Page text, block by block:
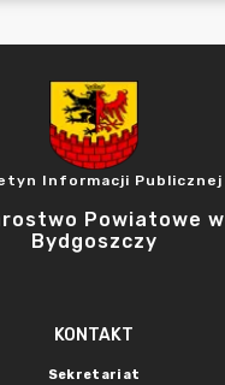
Informacji Publicznej
Powiatowe w
Bydgoszczy
KONTAKT
Sekretariat